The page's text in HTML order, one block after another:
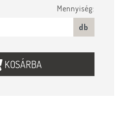
Mennyiség:
db
KOSÁRBA